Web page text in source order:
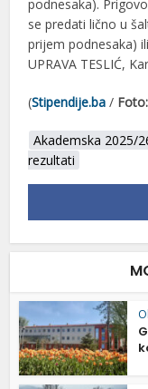
podnesaka).
se predati lično u
prijem podnesaka)
UPRAVA TESLIĆ,
(Stipendije.ba / Foto:
Akademska 2025/
rezultati